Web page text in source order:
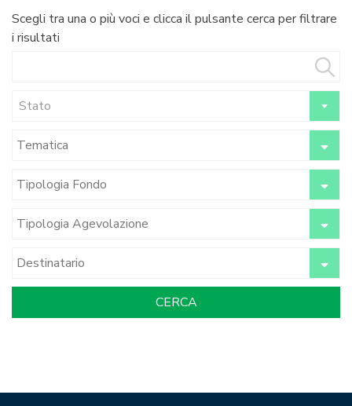
Scegli tra una o più voci e clicca il pulsante cerca per filtrare
i risultati
Stato